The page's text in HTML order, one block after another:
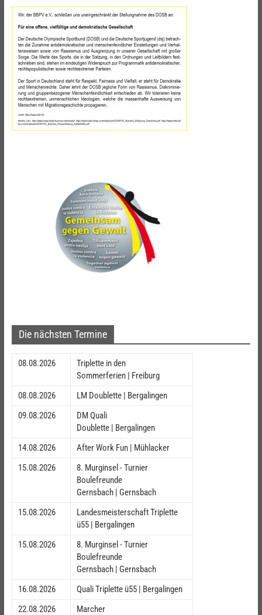
Die nächsten Termine
08.08.2026
Triplette in den
Sommerferien | Freiburg
08.08.2026
LM Doublette | Bergalingen
09.08.2026
DM Quali
Doublette | Bergalingen
14.08.2026
After Work Fun | Mühlacker
15.08.2026
8. Murginsel - Turnier
Boulefreunde
Gernsbach | Gernsbach
15.08.2026
Landesmeisterschaft Triplette
ü55 | Bergalingen
15.08.2026
8. Murginsel - Turnier
Boulefreunde
Gernsbach | Gernsbach
16.08.2026
Quali Triplette ü55 | Bergalingen
22.08.2026
Marcher